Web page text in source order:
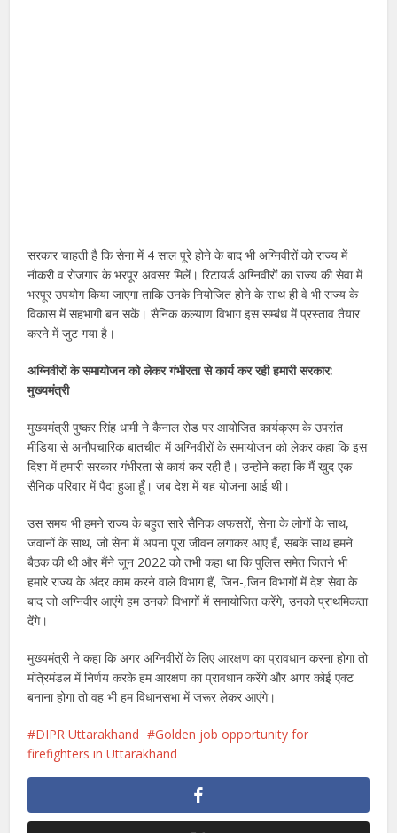
सरकार चाहती है कि सेना में 4 साल पूरे होने के बाद भी अग्निवीरों को राज्य में
नौकरी व रोजगार के भरपूर अवसर मिलें। रिटायर्ड अग्निवीरों का राज्य की सेवा में
भरपूर उपयोग किया जाएगा ताकि उनके नियोजित होने के साथ ही वे भी राज्य के
विकास में सहभागी बन सकें। सैनिक कल्याण विभाग इस सम्बंध में प्रस्ताव तैयार
करने में जुट गया है।
अग्निवीरों के समायोजन को लेकर गंभीरता से कार्य कर रही हमारी सरकार:
मुख्यमंत्री
मुख्यमंत्री पुष्कर सिंह धामी ने कैनाल रोड पर आयोजित कार्यक्रम के उपरांत
मीडिया से अनौपचारिक बातचीत में अग्निवीरों के समायोजन को लेकर कहा कि इस
दिशा में हमारी सरकार गंभीरता से कार्य कर रही है। उन्होंने कहा कि मैं खुद एक
सैनिक परिवार में पैदा हुआ हूँ। जब देश में यह योजना आई थी।
उस समय भी हमने राज्य के बहुत सारे सैनिक अफसरों, सेना के लोगों के साथ,
जवानों के साथ, जो सेना में अपना पूरा जीवन लगाकर आए हैं, सबके साथ हमने
बैठक की थी और मैंने जून 2022 को तभी कहा था कि पुलिस समेत जितने भी
हमारे राज्य के अंदर काम करने वाले विभाग हैं, जिन-,जिन विभागों में देश सेवा के
बाद जो अग्निवीर आएंगे हम उनको विभागों में समायोजित करेंगे, उनको प्राथमिकता
देंगे।
मुख्यमंत्री ने कहा कि अगर अग्निवीरों के लिए आरक्षण का प्रावधान करना होगा तो
मंत्रिमंडल में निर्णय करके हम आरक्षण का प्रावधान करेंगे और अगर कोई एक्ट
बनाना होगा तो वह भी हम विधानसभा में जरूर लेकर आएंगे।
DIPR Uttarakhand
Golden job opportunity for
firefighters in Uttarakhand